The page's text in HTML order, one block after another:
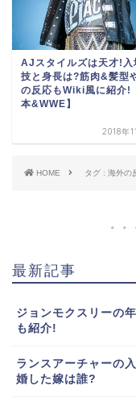
AJスタイルズは天才!入
技と身長は?筋肉&髪型
の反応もWiki風に紹介!
本&WWE】
2018年
HOME タグ : 海外の
最新記事
ジョンモクスリーの
も紹介!
ランスアーチャーの
婚した嫁は誰?